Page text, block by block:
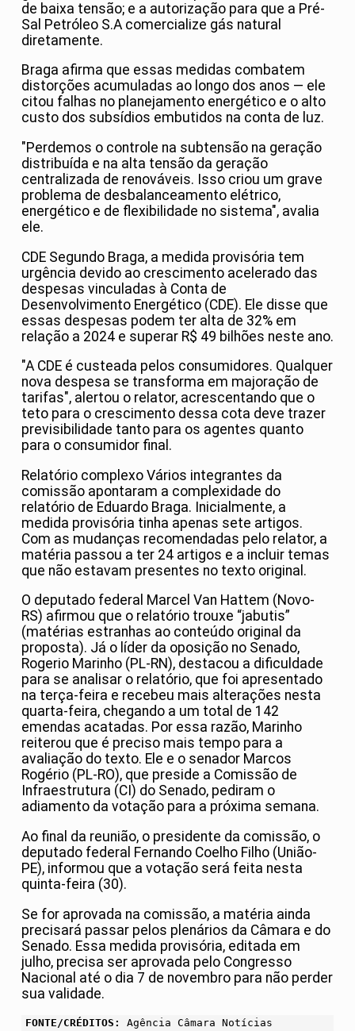
de baixa tensão; e a autorização para que a Pré-
Sal Petróleo S.A comercialize gás natural
diretamente.
Braga afirma que essas medidas combatem
distorções acumuladas ao longo dos anos — ele
citou falhas no planejamento energético e o alto
custo dos subsídios embutidos na conta de luz.
"Perdemos o controle na subtensão na geração
distribuída e na alta tensão da geração
centralizada de renováveis. Isso criou um grave
problema de desbalanceamento elétrico,
energético e de flexibilidade no sistema", avalia
ele.
CDE Segundo Braga, a medida provisória tem
urgência devido ao crescimento acelerado das
despesas vinculadas à Conta de
Desenvolvimento Energético (CDE). Ele disse que
essas despesas podem ter alta de 32% em
relação a 2024 e superar R$ 49 bilhões neste ano.
"A CDE é custeada pelos consumidores. Qualquer
nova despesa se transforma em majoração de
tarifas", alertou o relator, acrescentando que o
teto para o crescimento dessa cota deve trazer
previsibilidade tanto para os agentes quanto
para o consumidor final.
Relatório complexo Vários integrantes da
comissão apontaram a complexidade do
relatório de Eduardo Braga. Inicialmente, a
medida provisória tinha apenas sete artigos.
Com as mudanças recomendadas pelo relator, a
matéria passou a ter 24 artigos e a incluir temas
que não estavam presentes no texto original.
O deputado federal Marcel Van Hattem (Novo-
RS) afirmou que o relatório trouxe “jabutis”
(matérias estranhas ao conteúdo original da
proposta). Já o líder da oposição no Senado,
Rogerio Marinho (PL-RN), destacou a dificuldade
para se analisar o relatório, que foi apresentado
na terça-feira e recebeu mais alterações nesta
quarta-feira, chegando a um total de 142
emendas acatadas. Por essa razão, Marinho
reiterou que é preciso mais tempo para a
avaliação do texto. Ele e o senador Marcos
Rogério (PL-RO), que preside a Comissão de
Infraestrutura (CI) do Senado, pediram o
adiamento da votação para a próxima semana.
Ao final da reunião, o presidente da comissão, o
deputado federal Fernando Coelho Filho (União-
PE), informou que a votação será feita nesta
quinta-feira (30).
Se for aprovada na comissão, a matéria ainda
precisará passar pelos plenários da Câmara e do
Senado. Essa medida provisória, editada em
julho, precisa ser aprovada pelo Congresso
Nacional até o dia 7 de novembro para não perder
sua validade.
FONTE/CRÉDITOS: Agência Câmara Notícias